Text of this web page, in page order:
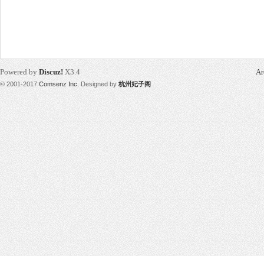
Powered by Discuz! X3.4
© 2001-2017Comsenz Inc. Designed by 杭州妃子阁